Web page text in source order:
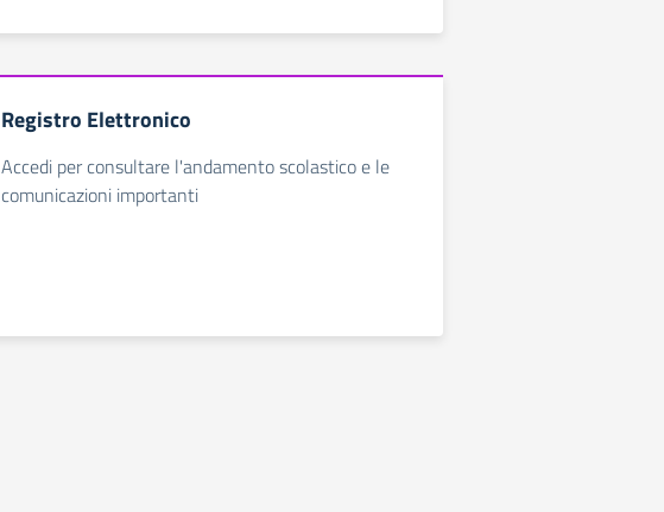
Registro Elettronico
Accedi per consultare l'andamento scolastico e le
comunicazioni importanti